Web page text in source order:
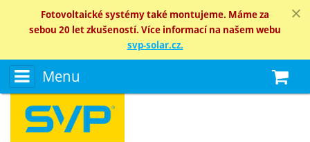
Fotovoltaické systémy také montujeme. Máme za
sebou 20 let zkušeností. Více informací na našem webu
svp-solar.cz.
Menu